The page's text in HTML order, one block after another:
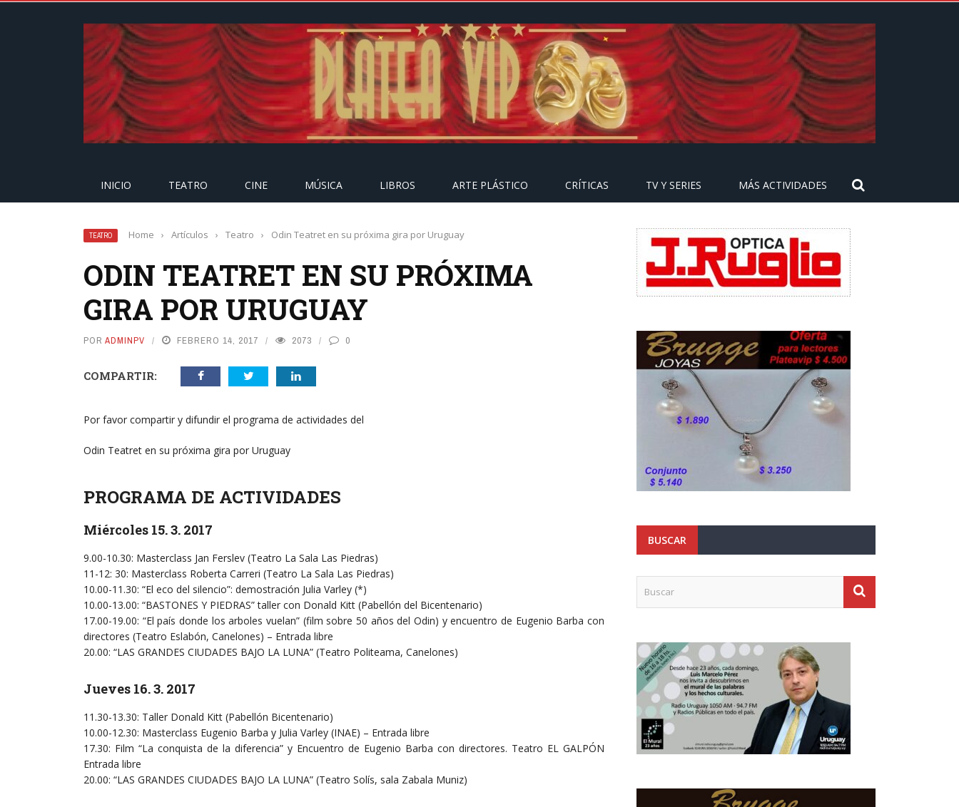
INICIO TEATRO CINE MÚSICA LIBROS ARTE PLÁSTICO CRÍTICAS TV Y SERIES MÁS ACTIVIDADES
TEATRO Home › Artículos › Teatro › Odin Teatret en su próxima gira por Uruguay
ODIN TEATRET EN SU PRÓXIMA
GIRA POR URUGUAY
POR ADMINPV FEBRERO 14, 2017 2073 0
COMPARTIR:
Por favor compartir y difundir el programa de actividades del
Odin Teatret en su próxima gira por Uruguay
PROGRAMA DE ACTIVIDADES
Miércoles 15. 3. 2017
9.00-10.30: Masterclass Jan Ferslev (Teatro La Sala Las Piedras)
11-12: 30: Masterclass Roberta Carreri (Teatro La Sala Las Piedras)
10.00-11.30: “El eco del silencio”: demostración Julia Varley (*)
10.00-13.00: “BASTONES Y PIEDRAS” taller con Donald Kitt (Pabellón del Bicentenario)
17.00-19.00: “El país donde los arboles vuelan” (film sobre 50 años del Odin) y encuentro de Eugenio Barba con
directores (Teatro Eslabón, Canelones) – Entrada libre
20.00: “LAS GRANDES CIUDADES BAJO LA LUNA” (Teatro Politeama, Canelones)
Jueves 16. 3. 2017
11.30-13.30: Taller Donald Kitt (Pabellón Bicentenario)
10.00-12.30: Masterclass Eugenio Barba y Julia Varley (INAE) – Entrada libre
17.30: Film “La conquista de la diferencia” y Encuentro de Eugenio Barba con directores. Teatro EL GALPÓN
Entrada libre
20.00: “LAS GRANDES CIUDADES BAJO LA LUNA” (Teatro Solís, sala Zabala Muniz)
BUSCAR